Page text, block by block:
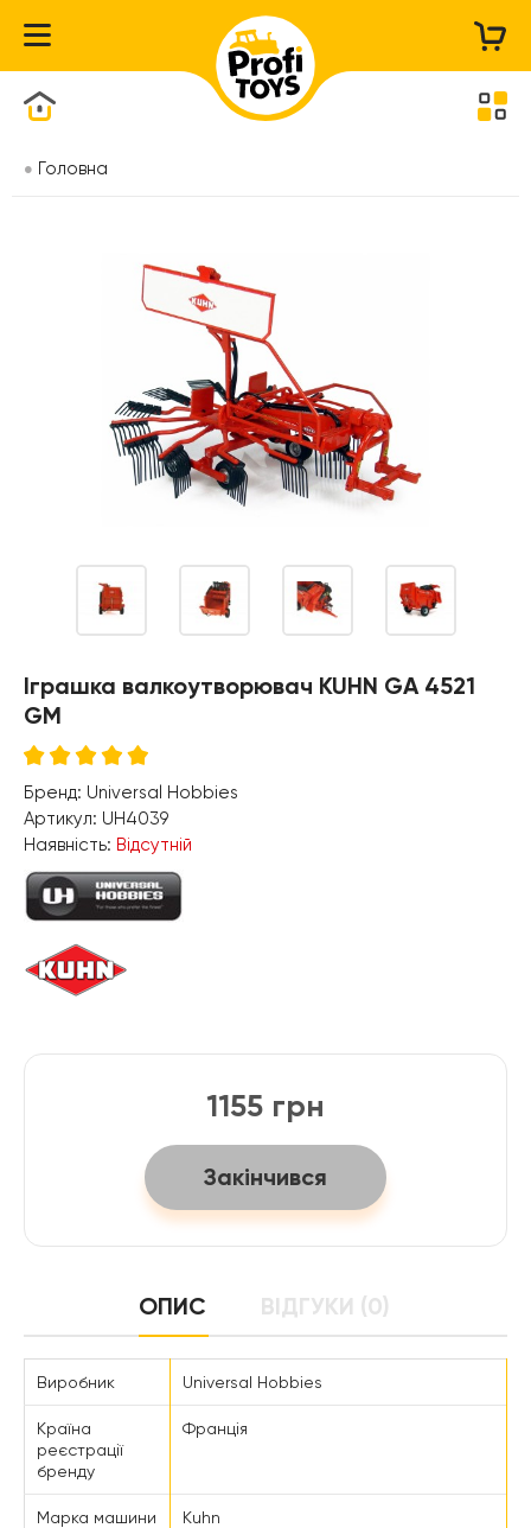
Головна
Іграшка валкоутворювач KUHN GA 4521
GM
Бренд: Universal Hobbies
Артикул: UH4039
Наявність: Відсутній
1155 грн
Закінчився
ОПИС ВІДГУКИ (0)
Виробник Universal Hobbies
Країна
реєстрації
бренду
Франція
Марка машини Kuhn
Каталог товарів